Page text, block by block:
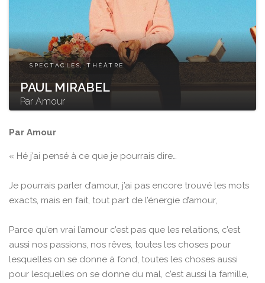
SPECTACLES, THÉÂTRE
PAUL MIRABEL
Par Amour
Par Amour
« Hé j’ai pensé à ce que je pourrais dire…
Je pourrais parler d’amour, j’ai pas encore trouvé les mots
exacts, mais en fait, tout part de l’énergie d’amour,
Parce qu’en vrai l’amour c’est pas que les relations, c’est
aussi nos passions, nos rêves, toutes les choses pour
lesquelles on se donne à fond, toutes les choses aussi
pour lesquelles on se donne du mal, c’est aussi la famille,